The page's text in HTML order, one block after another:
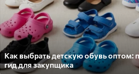
Как выбрать детскую обувь оптом:
гид для закупщика